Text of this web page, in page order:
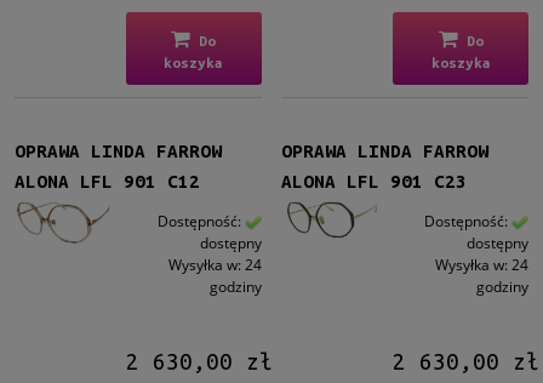
Brązowy/Beżowy (9)
Zielony(4)
Czerwony/Bordowy
Szary(3)
(11)
Do
koszyka
Do
koszyka
OPRAWA LINDA FARROW
ALONA LFL 901 C12
Dostępność:
dostępny
Wysyłka w: 24
godziny
2 630,00 zł
OPRAWA LINDA FARROW
ALONA LFL 901 C23
Dostępność:
dostępny
Wysyłka w: 24
godziny
2 630,00 zł